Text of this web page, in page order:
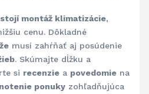
montáž klimatizácie,
cenu. Dôkladné
musí zahŕňať aj posúdenie
. Skúmajte dĺžku a
si recenziea povedomiena
ponukyzohľadňujúca